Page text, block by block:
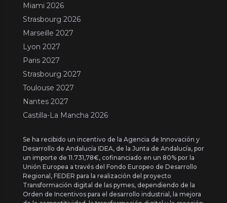
Miami 2026
Strasbourg 2026
Marseille 2027
Lyon 2027
Paris 2027
Strasbourg 2027
Toulouse 2027
Nantes 2027
Castilla-La Mancha 2026
Se ha recibido un incentivo de la Agencia de Innovación y
Desarrollo de Andalucía IDEA, de la Junta de Andalucía, por
un importe de 11.731,78€, cofinanciado en un 80% por la
Unión Europea a través del Fondo Europeo de Desarrollo
Regional, FEDER para la realización del proyecto
Transformación digital de las pymes, dependiendo de la
Orden de Incentivos para el desarrollo industrial, la mejora